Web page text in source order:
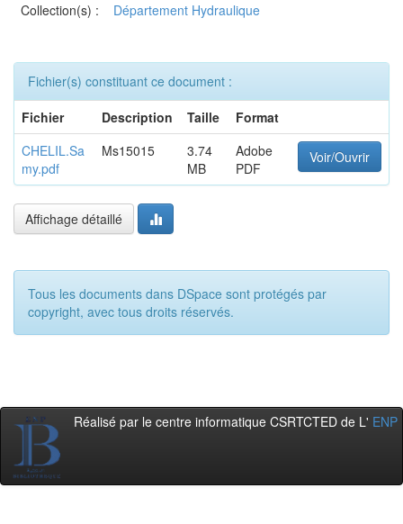
Collection(s) :
Département Hydraulique
Fichier(s) constituant ce document :
Fichier
Description Taille
Format
CHELIL.Sa
my.pdf
Ms15015
3.74
MB
Adobe
PDF
Voir/Ouvrir
Affichage détaillé
Tous les documents dans DSpace sont protégés par
copyright, avec tous droits réservés.
Réalisé par le centre informatique CSRTCTED de L' ENP